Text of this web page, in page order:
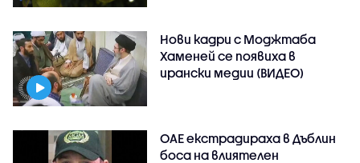
Нови кадри с Моджтаба
Хаменей се появиха в
ирански медии (ВИДЕО)
ОАЕ екстрадираха в Дъблин
боса на влиятелен